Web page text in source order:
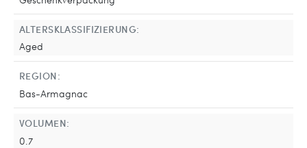
ALTERSKLASSIFIZIERUNG:
Aged
REGION:
Bas-Armagnac
VOLUMEN:
0.7